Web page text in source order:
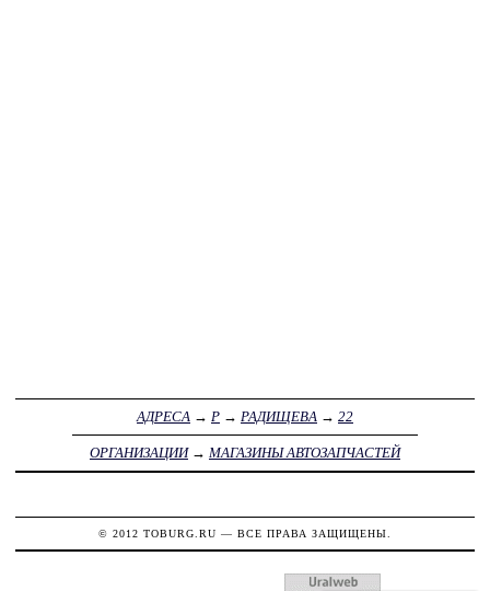
АДРЕСА → Р → РАДИЩЕВА → 22
ОРГАНИЗАЦИИ→ МАГАЗИНЫ АВТОЗАПЧАСТЕЙ
© 2012 TOBURG.RU — ВСЕ ПРАВА ЗАЩИЩЕНЫ.